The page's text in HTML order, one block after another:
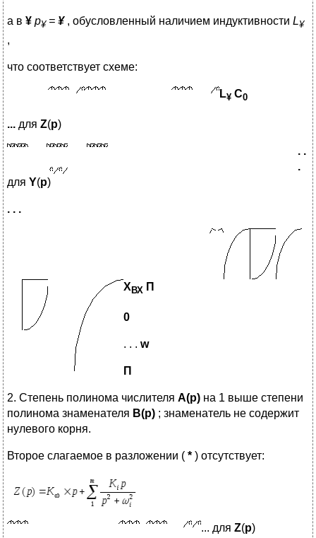
а в ¥ p¥ = ¥ , обусловленный наличием индуктивности L¥
,
что соответствует схеме:
L¥ C0
... для Z(p)
. .
.
для Y(p)
. . .
X ВХ П
0
. . . w
П
2. Степень полинома числителя А(р) на 1 выше степени
полинома знаменателя B(р) ; знаменатель не содержит
нулевого корня.
Второе слагаемое в разложении ( * ) отсутствует:
... для Z(p)